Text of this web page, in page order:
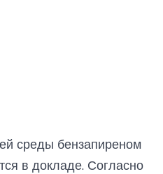
среды бензапиреном
в докладе. Согласно